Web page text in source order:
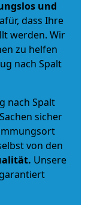
und
dass Ihre
werden. Wir
zu helfen
nach Spalt
nach Spalt
sicher
von den
. Unsere